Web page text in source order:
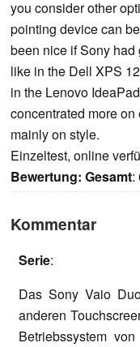
you consider other
pointing device can
been nice if Sony
like in the Dell XPS
in the Lenovo
concentrated more
mainly on style.
Einzeltest, online
Bewertung: Gesamt:
Kommentar
Serie:
Das Sony Vaio
anderen
Betriebssystem